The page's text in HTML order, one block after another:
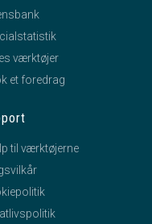
værktøjer
et foredrag
til værktøjerne